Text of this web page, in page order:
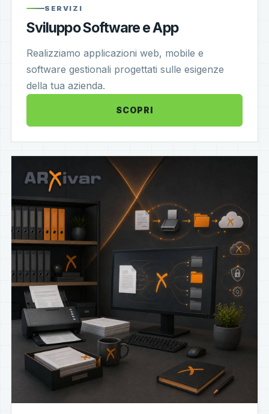
SERVIZI
Sviluppo Software e App
Realizziamo applicazioni web, mobile e
software gestionali progettati sulle esigenze
della tua azienda.
SCOPRI